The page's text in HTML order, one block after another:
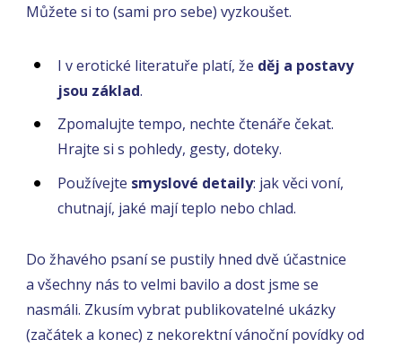
Můžete si to (sami pro sebe) vyzkoušet.
I v erotické literatuře platí, že děj a postavy
jsou základ.
Zpomalujte tempo, nechte čtenáře čekat.
Hrajte si s pohledy, gesty, doteky.
Používejte smyslové detaily: jak věci voní,
chutnají, jaké mají teplo nebo chlad.
Do žhavého psaní se pustily hned dvě účastnice
a všechny nás to velmi bavilo a dost jsme se
nasmáli. Zkusím vybrat publikovatelné ukázky
(začátek a konec) z nekorektní vánoční povídky od